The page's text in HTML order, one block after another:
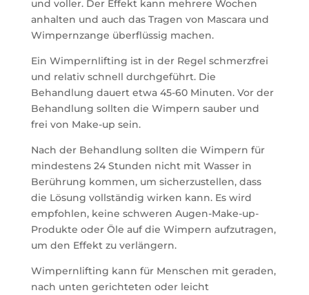
und voller. Der Effekt kann mehrere Wochen
anhalten und auch das Tragen von Mascara und
Wimpernzange überflüssig machen.
Ein Wimpernlifting ist in der Regel schmerzfrei
und relativ schnell durchgeführt. Die
Behandlung dauert etwa 45-60 Minuten. Vor der
Behandlung sollten die Wimpern sauber und
frei von Make-up sein.
Nach der Behandlung sollten die Wimpern für
mindestens 24 Stunden nicht mit Wasser in
Berührung kommen, um sicherzustellen, dass
die Lösung vollständig wirken kann. Es wird
empfohlen, keine schweren Augen-Make-up-
Produkte oder Öle auf die Wimpern aufzutragen,
um den Effekt zu verlängern.
Wimpernlifting kann für Menschen mit geraden,
nach unten gerichteten oder leicht